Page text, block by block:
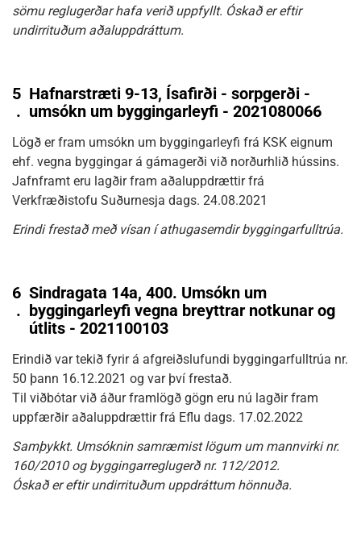
sömu reglugerðar hafa verið uppfyllt. Óskað er eftir
undirrituðum aðaluppdráttum.
5
.
Hafnarstræti 9-13, Ísafirði - sorpgerði -
umsókn um byggingarleyfi - 2021080066
Lögð er fram umsókn um byggingarleyfi frá KSK eignum
ehf. vegna byggingar á gámagerði við norðurhlið hússins.
Jafnframt eru lagðir fram aðaluppdrættir frá
Verkfræðistofu Suðurnesja dags. 24.08.2021
Erindi frestað með vísan í athugasemdir byggingarfulltrúa.
6
.
Sindragata 14a, 400. Umsókn um
byggingarleyfi vegna breyttrar notkunar og
útlits - 2021100103
Erindið var tekið fyrir á afgreiðslufundi byggingarfulltrúa nr.
50 þann 16.12.2021 og var því frestað.
Til viðbótar við áður framlögð gögn eru nú lagðir fram
uppfærðir aðaluppdrættir frá Eflu dags. 17.02.2022
Samþykkt. Umsóknin samræmist lögum um mannvirki nr.
160/2010 og byggingarreglugerð nr. 112/2012.
Óskað er eftir undirrituðum uppdráttum hönnuða.